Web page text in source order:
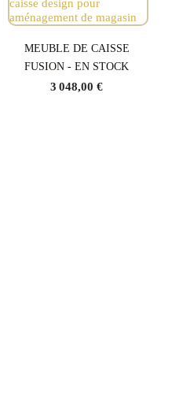
MEUBLE DE CAISSE
FUSION - EN STOCK
3 048,00 €